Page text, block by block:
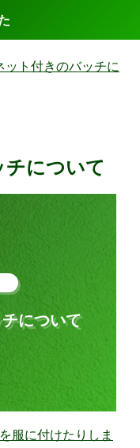
ット付きのバッチに
について
について
服に付けたりしま